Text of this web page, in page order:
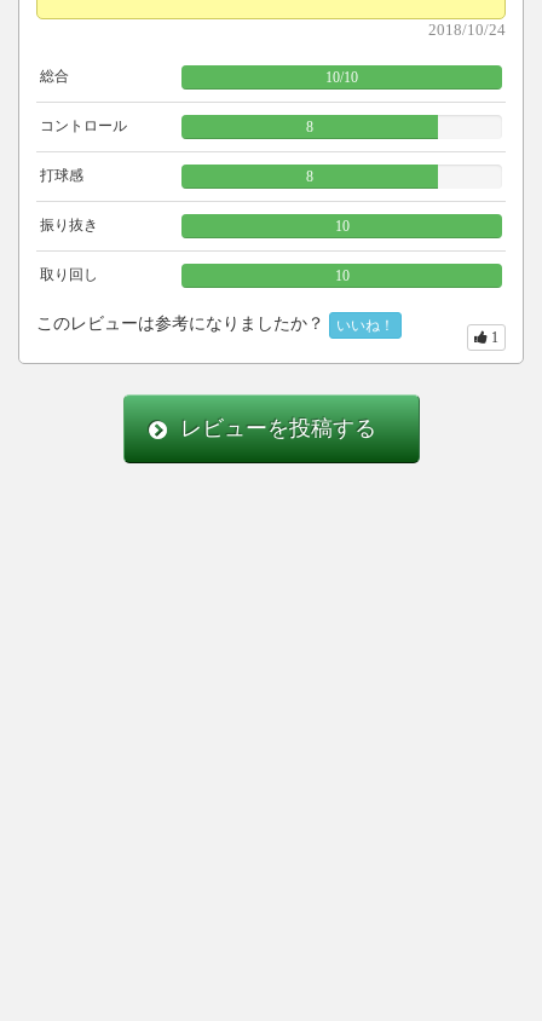
2018/10/24
総合 10/10
コントロール 8
打球感 8
振り抜き 10
取り回し 10
このレビューは参考になりましたか？ いいね！
1
レビューを投稿する